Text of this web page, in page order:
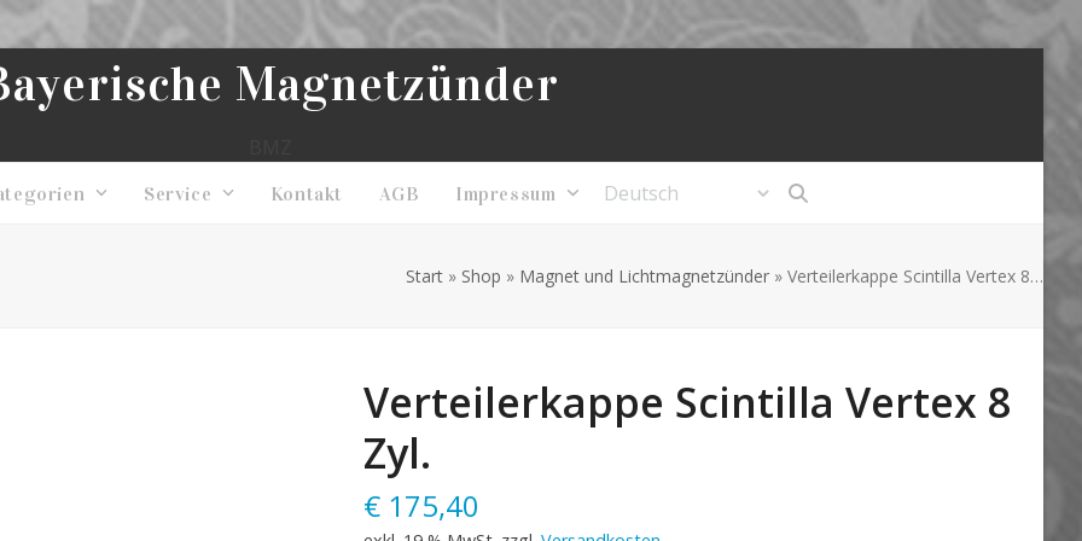
Magnetzünder
Service Kontakt AGB Impressum
Start » Shop » Magnet und Lichtmagnetzünder » Verteilerkappe Scintilla Vertex 8…
Verteilerkappe Scintilla Vertex 8
Zyl.
€175,40